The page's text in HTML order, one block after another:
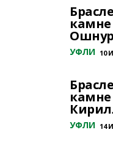
камне
УФЛИ 10
УФЛИ 14